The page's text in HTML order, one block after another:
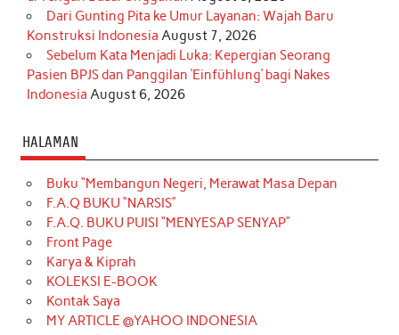
Dari Gunting Pita ke Umur Layanan: Wajah Baru
Konstruksi Indonesia August 7, 2026
Sebelum Kata Menjadi Luka: Kepergian Seorang
Pasien BPJS dan Panggilan ‘Einfühlung’ bagi Nakes
Indonesia August 6, 2026
HALAMAN
Buku “Membangun Negeri, Merawat Masa Depan
F.A.Q BUKU “NARSIS”
F.A.Q. BUKU PUISI “MENYESAP SENYAP”
Front Page
Karya & Kiprah
KOLEKSI E-BOOK
Kontak Saya
MY ARTICLE @YAHOO INDONESIA